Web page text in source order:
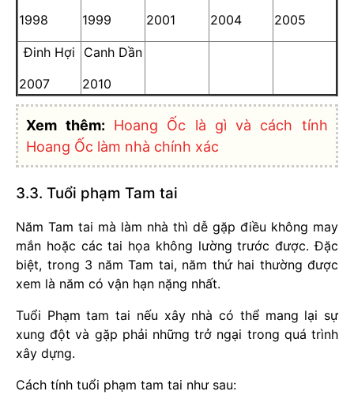
1998
1999
2001
2004
2005
Đinh Hợi
2007
Canh Dần
2010
Xem thêm:
Hoang Ốc là gì và cách tính
Hoang Ốc làm nhà chính xác
3.3. Tuổi phạm Tam tai
Năm Tam tai mà làm nhà thì dễ gặp điều không may
mắn hoặc các tai họa không lường trước được. Đặc
biệt, trong 3 năm Tam tai, năm thứ hai thường được
xem là năm có vận hạn nặng nhất.
Tuổi Phạm tam tai nếu xây nhà có thể mang lại sự
xung đột và gặp phải những trở ngại trong quá trình
xây dựng.
Cách tính tuổi phạm tam tai như sau: